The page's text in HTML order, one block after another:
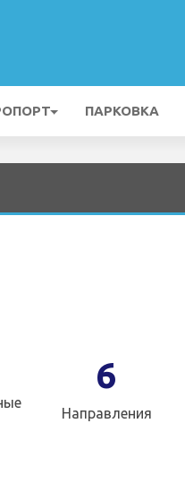
ПАРКОВКА
6
Направления